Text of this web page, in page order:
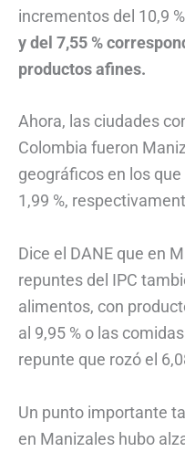
incrementos del 10,9
y del 7,55 %
productos afines.
Ahora, las ciudades
Colombia fueron
geográficos en los que
1,99 %,
Dice el DANE que en
repuntes del IPC
alimentos, con
al 9,95 % o las
repunte que rozó el
Un punto importante
en Manizales hubo